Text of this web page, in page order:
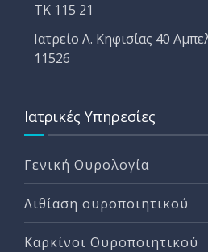
ΤΚ 115 21
Ιατρείο Λ. Κηφισίας 40
11526
Ιατρικές Υπηρεσίες
Γενική Ουρολογία
Λιθίαση ουροποιητικού
Καρκίνοι Ουροποιητικού